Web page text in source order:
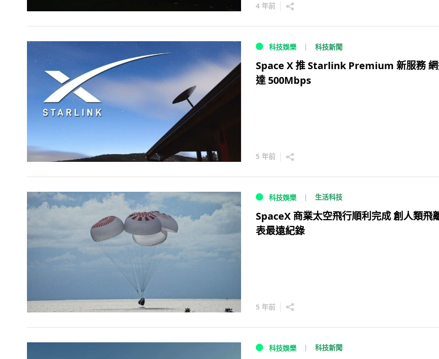
4 年前
科技娛樂 科技新聞
Space X 推 Starlink Premium 新服務
達 500Mbps
5 年前
科技娛樂 生活科技
SpaceX 商業太空飛行順利完成 創人類飛
表最遠紀錄
5 年前
科技娛樂 科技新聞